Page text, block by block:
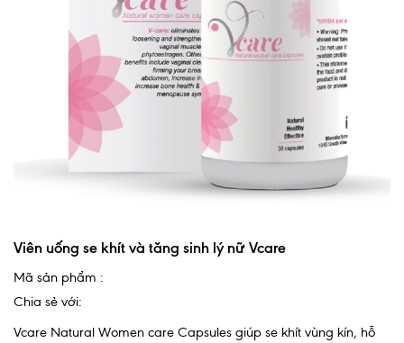
Viên uống se khít và tăng sinh lý nữ Vcare
Mã sản phẩm :
Chia sẻ với:
Vcare Natural Women care Capsules giúp se khít vùng kín, hỗ